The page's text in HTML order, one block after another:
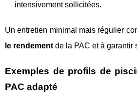
intensivement sollicitées.
Un entretien minimal mais régulier
le rendement de la PAC et à garantir
Exemples de profils de
PAC adapté